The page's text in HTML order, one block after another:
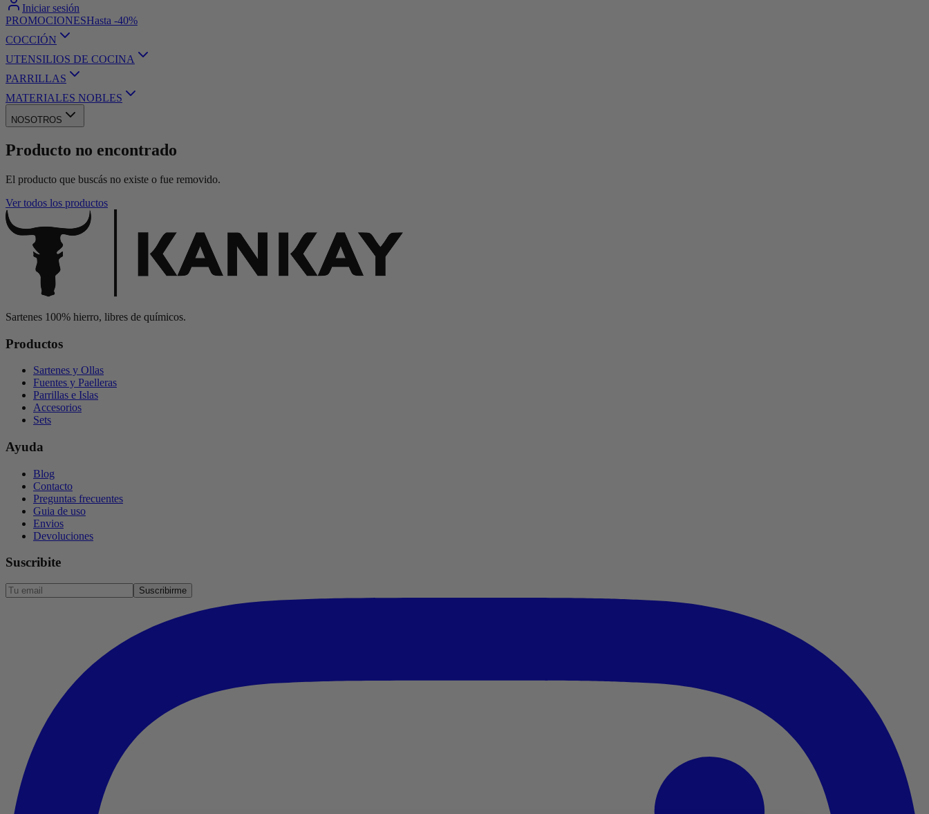
Iniciar sesión
PROMOCIONESHasta -40%
COCCIÓN
UTENSILIOS DE COCINA
PARRILLAS
MATERIALES NOBLES
NOSOTROS
Producto no encontrado
El producto que buscás no existe o fue removido.
Ver todos los productos
Sartenes 100% hierro, libres de químicos.
Productos
Sartenes y Ollas
Fuentes y Paelleras
Parrillas e Islas
Accesorios
Sets
Ayuda
Blog
Contacto
Preguntas frecuentes
Guia de uso
Envios
Devoluciones
Suscribite
Suscribirme